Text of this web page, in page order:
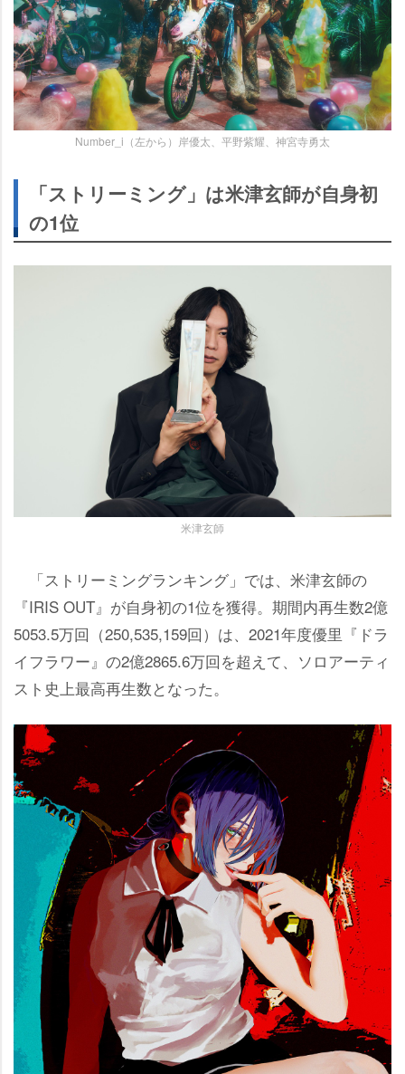
Number_i（左から）岸優太、平野紫耀、神宮寺勇太
「ストリーミング」は米津玄師が自身初
の1位
米津玄師
「ストリーミングランキング」では、米津玄師の
『IRIS OUT』が自身初の1位を獲得。期間内再生数2億
5053.5万回（250,535,159回）は、2021年度優里『ドラ
イフラワー』の2億2865.6万回を超えて、ソロアーティ
スト史上最高再生数となった。